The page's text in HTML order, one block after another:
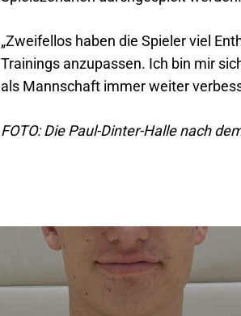
„Zweifellos haben die Spieler viel
Trainings anzupassen. Ich bin mir
als Mannschaft immer weiter
FOTO: Die Paul-Dinter-Halle nach